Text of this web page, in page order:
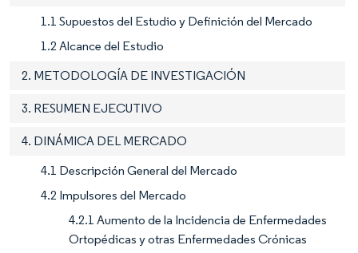
1.1 Supuestos del Estudio y Definición del Mercado
1.2 Alcance del Estudio
2. METODOLOGÍA DE INVESTIGACIÓN
3. RESUMEN EJECUTIVO
4. DINÁMICA DEL MERCADO
4.1 Descripción General del Mercado
4.2 Impulsores del Mercado
4.2.1 Aumento de la Incidencia de Enfermedades
Ortopédicas y otras Enfermedades Crónicas